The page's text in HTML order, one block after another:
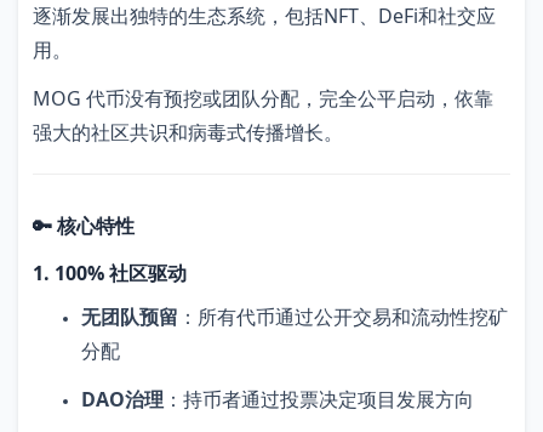
逐渐发展出独特的生态系统，包括NFT、DeFi和社交应
用。
MOG 代币没有预挖或团队分配，完全公平启动，依靠
强大的社区共识和病毒式传播增长。
🔑 核心特性
1. 100% 社区驱动
无团队预留 ：所有代币通过公开交易和流动性挖矿
分配
DAO治理 ：持币者通过投票决定项目发展方向